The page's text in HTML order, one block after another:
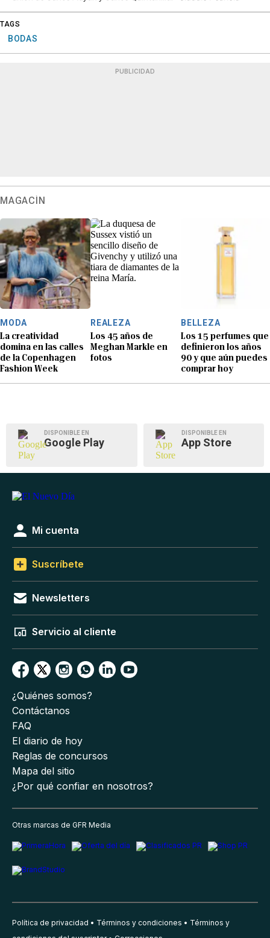
TAGS
BODAS
PUBLICIDAD
MAGACÍN
MODA
La creatividad
domina en las calles
de la Copenhagen
Fashion Week
REALEZA
Los 45 años de
Meghan Markle en
fotos
BELLEZA
Los 15 perfumes que
definieron los años
90 y que aún puedes
comprar hoy
DISPONIBLE EN
Google Play
DISPONIBLE EN
App Store
Mi cuenta
Suscríbete
Newsletters
Servicio al cliente
¿Quiénes somos?
Contáctanos
FAQ
El diario de hoy
Reglas de concursos
Mapa del sitio
¿Por qué confiar en nosotros?
Otras marcas de GFR Media
Política de privacidad Términos y condiciones
Términos y